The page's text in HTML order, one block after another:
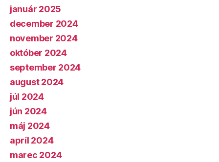
január 2025
december 2024
november 2024
október 2024
september 2024
august 2024
júl 2024
jún 2024
máj 2024
apríl 2024
marec 2024